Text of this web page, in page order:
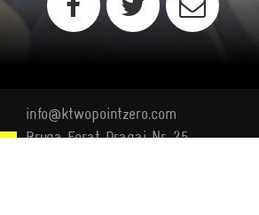
info@ktwopointzero.com
Rruga Ferat Dragaj Nr. 25 ,